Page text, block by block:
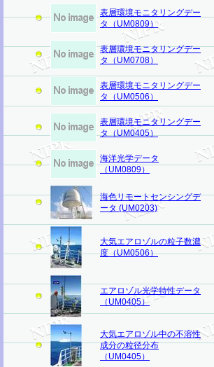
表層環境モニタリングデー
タ（UM0809）
表層環境モニタリングデー
タ（UM0708）
表層環境モニタリングデー
タ（UM0506）
表層環境モニタリングデー
タ（UM0405）
海洋光学データ
（UM0809）
海色リモートセンシングデ
ータ (UM0203)
大気エアロゾルの粒子数濃
度（UM0506）
エアロゾル光学特性データ
（UM0405）
大気エアロゾル中の不溶性
成分の粒径分布
（UM0405）